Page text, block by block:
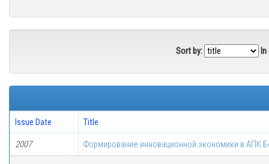
Sort by: In
Issue Date Title
2007 Формирование инновационной экономики в АПК